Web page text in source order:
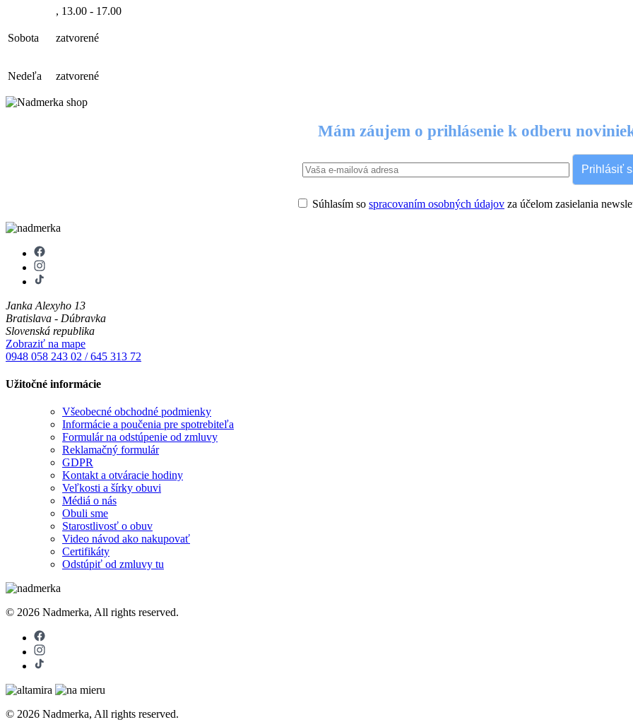
, 13.00 - 17.00
Sobota zatvorené
Nedeľa zatvorené
Mám záujem o prihlásenie k odberu
Prihlásiť
Súhlasím so spracovaním osobných údajov za účelom zasielania
Janka Alexyho 13
Bratislava - Dúbravka
Slovenská republika
Zobraziť na mape
0948 058 243 02 / 645 313 72
Užitočné informácie
Všeobecné obchodné podmienky
Informácie a poučenia pre spotrebiteľa
Formulár na odstúpenie od zmluvy
Reklamačný formulár
GDPR
Kontakt a otváracie hodiny
Veľkosti a šírky obuvi
Médiá o nás
Obuli sme
Starostlivosť o obuv
Video návod ako nakupovať
Certifikáty
Odstúpiť od zmluvy tu
© 2026 Nadmerka, All rights reserved.
© 2026 Nadmerka, All rights reserved.